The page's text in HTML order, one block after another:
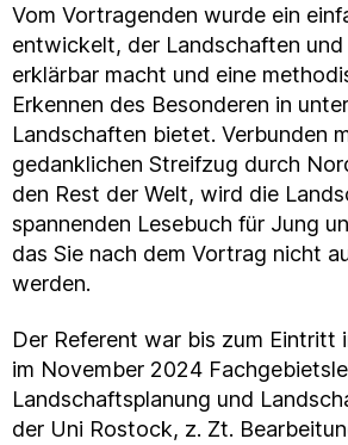
Vom Vortragenden wurde ein
entwickelt, der Landschaften und
erklärbar macht und eine
Erkennen des Besonderen in
Landschaften bietet. Verbunden
gedanklichen Streifzug durch
den Rest der Welt, wird die
spannenden Lesebuch für Jung
das Sie nach dem Vortrag nicht
werden.
Der Referent war bis zum Eintritt
im November 2024
Landschaftsplanung und
der Uni Rostock, z. Zt.